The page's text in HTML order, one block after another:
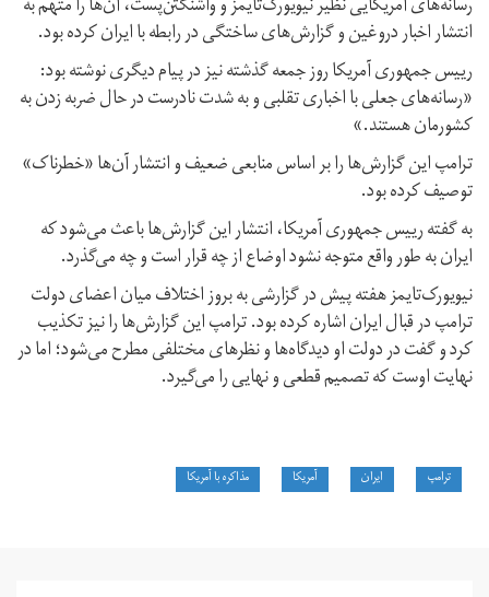
انتشار اخبار دروغین و گزارش‌های ساختگی در رابطه با ایران کرده بود.
رییس جمهوری آمریکا روز جمعه گذشته نیز در پیام دیگری نوشته بود:
«رسانه‌های جعلی با اخباری تقلبی و به شدت نادرست در حال ضربه زدن به
کشورمان هستند.»
ترامپ این گزارش‌ها را بر اساس منابعی ضعیف و انتشار آن‌ها «خطرناک»
توصیف کرده بود.
به گفته رییس جمهوری آمریکا، انتشار این گزارش‌ها باعث می‌شود که
ایران به طور واقع متوجه نشود اوضاع از چه قرار است و چه می‌گذرد.
نیویورک‌تایمز هفته پیش در گزارشی به بروز اختلاف میان اعضای دولت
ترامپ در قبال ایران اشاره کرده بود. ترامپ این گزارش‌ها را نیز تکذیب
کرد و گفت در دولت او دیدگاه‌ها و نظرهای مختلفی مطرح می‌شود؛ اما در
نهایت اوست که تصمیم قطعی و نهایی را می‌گیرد.
ترامپ ایران آمریکا مذاکره با آمریکا